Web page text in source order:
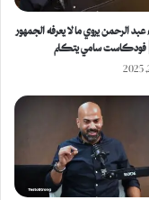
الرحمن يروي ما لا يعرفه الجمهور
فودكاست سامي يتكلم